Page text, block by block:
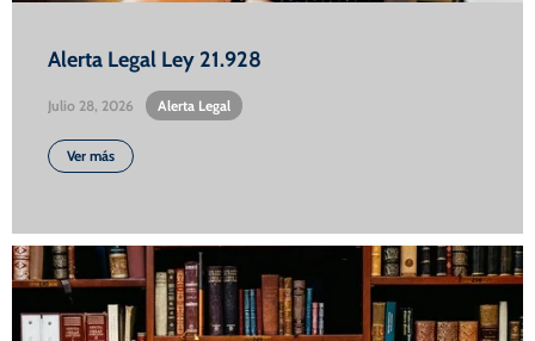
Alerta Legal Ley 21.928
Julio 28, 2026 Alerta Legal
Ver más